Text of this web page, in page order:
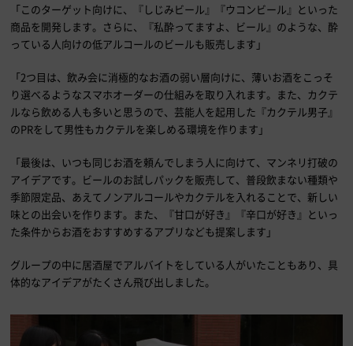
「このターゲット向けに、『しじみビール』『ウコンビール』といった
商品を開発します。さらに、『私酔ってますよ、ビール』のような、酔
っている人向けの低アルコールのビールも販売します」
「2つ目は、飲み会に消極的なお酒の弱い層向けに、薄いお酒をこっそ
り選べるようなスマホオーダーの仕組みを取り入れます。また、カクテ
ルなら飲める人も多いと思うので、芸能人を起用した『カクテル男子』
のPRをして男性もカクテルを楽しめる環境を作ります」
「最後は、いつも同じお酒を頼んでしまう人に向けて、マンネリ打破の
アイデアです。ビールのお試しパックを販売して、普段飲まない種類や
季節限定品、あえてノンアルコールやカクテルを入れることで、新しい
味との出会いを作ります。また、『甘口が好き』『辛口が好き』といっ
た条件からお酒をおすすめするアプリなども提案します」
グループの中に居酒屋でアルバイトをしている人がいたこともあり、具
体的なアイデアがたくさん飛び出しました。